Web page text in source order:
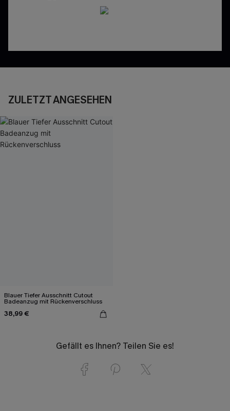
ZULETZT ANGESEHEN
Blauer Tiefer Ausschnitt Cutout
Badeanzug mit Rückenverschluss
38,99 €
Gefällt es Ihnen? Teilen Sie es!